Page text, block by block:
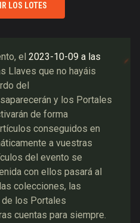
LOS LOTES
el 2023-10-09 a las
Llaves que no hayáis
del
y los Portales
de forma
conseguidos en
a vuestras
del evento se
con ellos pasará al
colecciones, las
los Portales
cuentas para siempre.